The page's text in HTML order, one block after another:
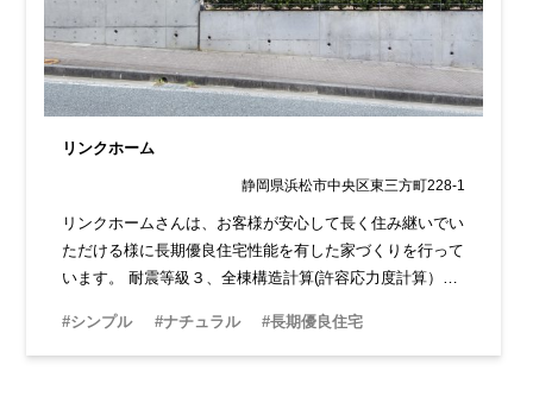
リンクホーム
静岡県浜松市中央区東三方町228-1
リンクホームさんは、お客様が安心して長く住み継いでい
ただける様に長期優良住宅性能を有した家づくりを行って
います。 耐震等級３、全棟構造計算(許容応力度計算）を
います。
#シンプル #ナチュラル #長期優良住宅